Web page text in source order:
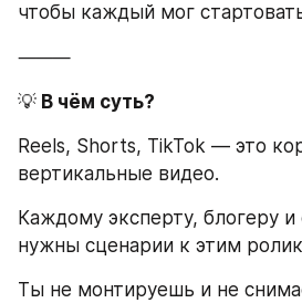
чтобы каждый мог
⸻
💡 В чём суть?
Reels, Shorts, TikTok — это
вертикальные видео.
Каждому эксперту, блогеру
нужны сценарии к этим
Ты не монтируешь и не